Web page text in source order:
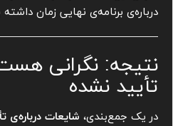
درباره‌ی برنامه‌ی نهایی زمان
نتیجه: نگرانی
تأیید نشده
در یک جمع‌بندی،